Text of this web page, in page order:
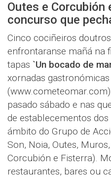
Outes e Corcubión
concurso que
Cinco cociñeiros
enfrontaranse mañá na
tapas `Un bocado de
xornadas gastronómicas
pasado sábado e nas
de establecementos
ámbito do Grupo de
Son, Noia, Outes,
Corcubión e Fisterra).
restaurantes, bares ou